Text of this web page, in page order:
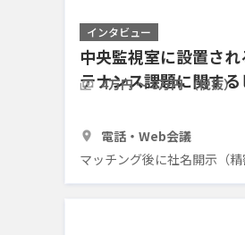
インタビュー
中央監視室に設置さ
テナンス課題に関す
4万円 〜 8万円 （税抜）
電話・Web会議
マッチング後に社名開示（精